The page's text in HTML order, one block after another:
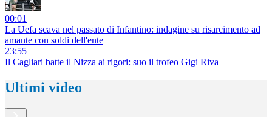
00:01
La Uefa scava nel passato di Infantino: indagine su risarcimento ad
amante con soldi dell'ente
23:55
Il Cagliari batte il Nizza ai rigori: suo il trofeo Gigi Riva
Ultimi video